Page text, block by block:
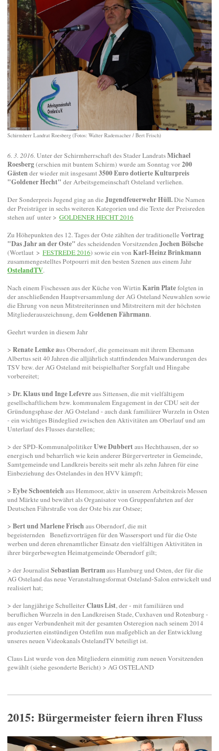
Schirmherr Landrat Roesberg (Fotos: Walter Rademacher / Bert Frisch)
6. 3. 2016. Unter der Schirmherrschaft des Stader LandratsMichael
Roesberg(erschien mit buntem Schirm) wurde am Sonntag vor200
Gästen der wieder mit insgesamt3500 Euro dotierte Kulturpreis
"Goldener Hecht" der Arbeitsgemeinschaft Osteland verliehen.
Der Sonderpreis Jugend ging an dieJugendfeuerwehr Hüll.Die Namen
der Preisträger in sechs weiteren Kategorien und die Texte der Preisreden
stehen auf unter > GOLDENER HECHT 2016
Zu Höhepunkten des 12. Tages der Oste zählten der traditionelleVortrag
"Das Jahr an der Oste" des scheidenden Vorsitzenden Jochen Bölsche
(Wortlaut > FESTREDE 2016) sowie ein von Karl-Heinz Brinkmann
zusammengestelltes Potpourri mit den besten Szenen aus einem Jahr
OstelandTV.
Nach einem Fischessen aus der Küche von Wirtin Karin Platefolgten in
der anschließenden Hauptversammlung der AG Osteland Neuwahlen sowie
die Ehrung von neun Mitstreiterinnen und Mitstreitern mit der höchsten
Mitgliederauszeichnung, dem Goldenen Fährmann.
Geehrt wurden in diesem Jahr
> Renate Lemke aus Oberndorf, die gemeinsam mit ihrem Ehemann
Albertus seit 40 Jahren die alljährlich stattfindenden Maiwanderungen des
TSV bzw. der AG Osteland mit beispielhafter Sorgfalt und Hingabe
vorbereitet;
> Dr. Klaus und Inge Lefevreaus Sittensen, die mit vielfältigem
gesellschaftlichem bzw. kommunalem Engagement in der CDU seit der
Gründungsphase der AG Osteland - auch dank familiärer Wurzeln in Osten
- ein wichtiges Bindeglied zwischen den Aktivitäten am Oberlauf und am
Unterlauf des Flusses darstellen;
> der SPD-KommunalpolitikerUwe Dubbertaus Hechthausen, der so
energisch und beharrlich wie kein anderer Bürgervertreter in Gemeinde,
Samtgemeinde und Landkreis bereits seit mehr als zehn Jahren für eine
Einbeziehung des Ostelandes in den HVV kämpft;
> Eybe Schoenteich aus Hemmoor, aktiv in unserem Arbeitskreis Messen
und Märkte und bewährt als Organisator von Gruppenfahrten auf der
Deutschen Fährstraße von der Oste bis zur Ostsee;
> Bert und Marlene Frisch aus Oberndorf, die mit
begeisternden Benefizvorträgen für den Wassersport und für die Oste
werben und deren ehrenamtlicher Einsatz den vielfältigen Aktivitäten in
ihrer bürgerbewegten Heimatgemeinde Oberndorf gilt;
> der JournalistSebastian Bertramaus Hamburg und Osten, der für die
AG Osteland das neue Veranstaltungsformat Osteland-Salon entwickelt und
realisiert hat;
> der langjährige SchulleiterClaus List, der - mit familiären und
beruflichen Wurzeln in den Landkreisen Stade, Cuxhaven und Rotenburg -
aus enger Verbundenheit mit der gesamten Osteregion nach seinem 2014
produzierten einstündigen Ostefilm nun maßgeblich an der Entwicklung
unseres neuen Videokanals OstelandTV beteiligt ist.
Claus List wurde von den Mitgliedern einmütig zum neuen Vorsitzenden
gewählt (siehe gesonderte Bericht) > AG OSTELAND
2015: Bürgermeister feiern ihren Fluss